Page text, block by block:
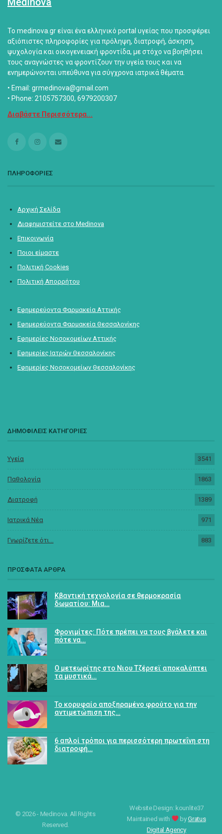
Το medinova.gr είναι ένα ελληνικό portal υγείας που προσφέρει
αξιόπιστες πληροφορίες για πρόληψη, διατροφή, άσκηση,
ψυχολογία και οικογενειακή φροντίδα, με στόχο να βοηθήσει
τους αναγνώστες να φροντίζουν την υγεία τους και να
ενημερώνονται υπεύθυνα για σύγχρονα ιατρικά θέματα.
• Email: grmedinova@gmail.com
• Phone: 2105757300, 6979200307
Διαβάστε Περισσότερα...
ΠΛΗΡΟΦΟΡΙΕΣ
Αρχική Σελίδα
Διαφημιστείτε στο Medinova
Επικοινωνία
Ποιοι είμαστε
Πολιτική Cookies
Πολιτική Απορρήτου
Εφημερεύοντα Φαρμακεία Αττικής
Εφημερεύοντα Φαρμακεία Θεσσαλονίκης
Εφημερίες Νοσοκομείων Αττικής
Εφημερίες Ιατρών Θεσσαλονίκης
Εφημερίες Νοσοκομείων Θεσσαλονίκης
ΔΗΜΟΦΙΛΕΙΣ ΚΑΤΗΓΟΡΙΕΣ
Υγεία 3541
Παθολογία 1863
Διατροφή 1389
Ιατρικά Νέα 971
Γνωρίζετε ότι... 883
ΠΡΟΣΦΑΤΑ ΑΡΘΡΑ
Κβαντική τεχνολογία σε θερμοκρασία
δωματίου: Μια…
Φρονιμίτες: Πότε πρέπει να τους βγάλετε και
πότε να…
Ο μετεωρίτης στο Νιου Τζέρσεϊ αποκαλύπτει
τα μυστικά…
Το κορυφαίο αποξηραμένο φρούτο για την
αντιμετώπιση της…
6 απλοί τρόποι για περισσότερη πρωτεΐνη στη
διατροφή…
© 2026 - Medinova. All Rights
Reserved.
Website Design: kounlite37
Maintained with
byGratus
Digital Agency